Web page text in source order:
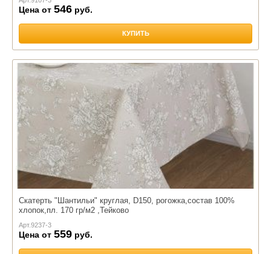
Цена от 546 руб.
КУПИТЬ
Скатерть "Шантильи" круглая, D150, рогожка,состав 100%
хлопок,пл. 170 гр/м2 ,Тейково
Арт.9237-3
Цена от 559 руб.